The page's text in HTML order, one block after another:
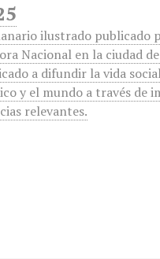
ilustrado publicado
Nacional en la ciudad
a difundir la vida
y el mundo a través de
relevantes.